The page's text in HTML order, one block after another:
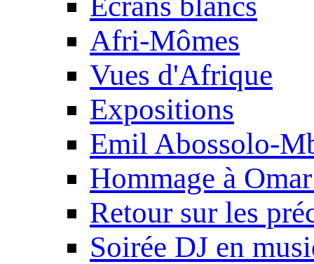
Afri-Mômes
Vues d'Afrique
Expositions
Emil Abossolo-
Hommage à
Retour sur les
Soirée DJ en